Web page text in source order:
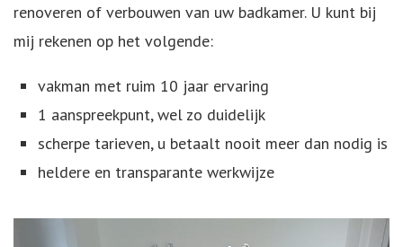
renoveren of verbouwen van uw badkamer. U kunt bij
mij rekenen op het volgende:
vakman met ruim 10 jaar ervaring
1 aanspreekpunt, wel zo duidelijk
scherpe tarieven, u betaalt nooit meer dan nodig is
heldere en transparante werkwijze